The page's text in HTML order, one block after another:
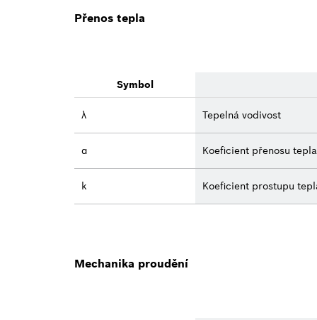
Přenos tepla
Symbol
λ Tepelná vodivost
α Koeficient přenosu tepla
k Koeficient prostupu
Mechanika proudění